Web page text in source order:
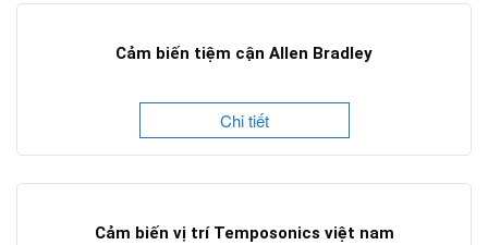
Cảm biến tiệm cận Allen Bradley
Chi tiết
Cảm biến vị trí Temposonics việt nam